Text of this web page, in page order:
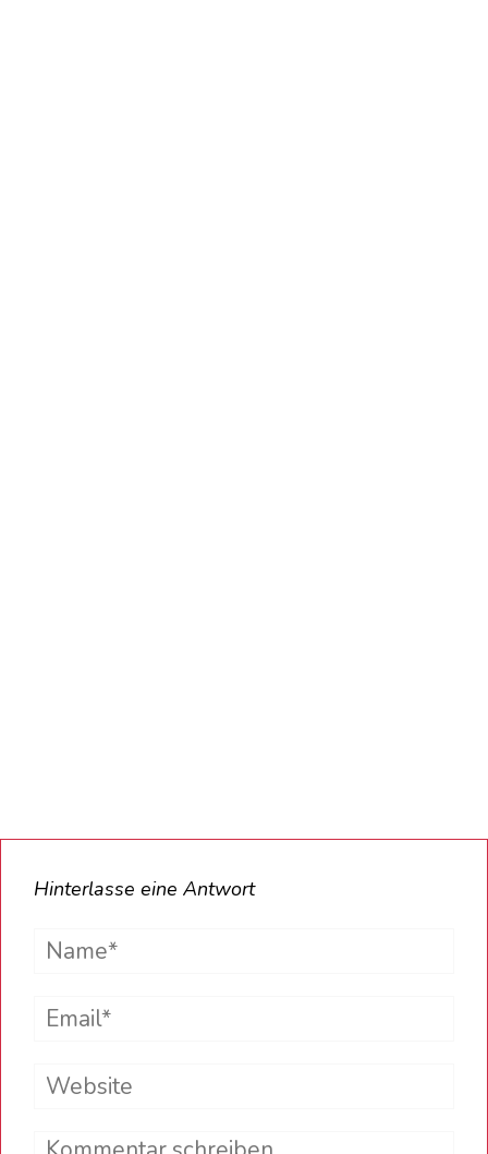
Hinterlasse eine Antwort
Name*
Email*
Website
Comment